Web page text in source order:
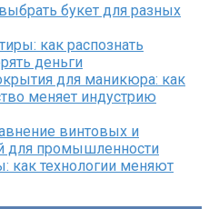
букет для разных
как распознать
деньги
для маникюра: как
меняет индустрию
винтовых и
для промышленности
технологии меняют